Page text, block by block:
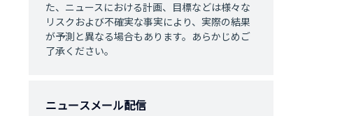
た、ニュースにおける計画、目標などは様々な
リスクおよび不確実な事実により、実際の結果
が予測と異なる場合もあります。あらかじめご
了承ください。
ニュースメール配信